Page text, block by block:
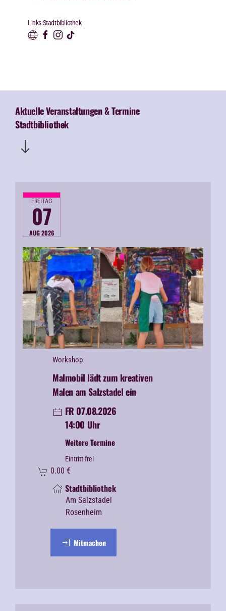
Links Stadtbibliothek
Aktuelle Veranstaltungen & Termine
Stadtbibliothek
FREITAG
07
AUG 2026
Workshop
Malmobil lädt zum kreativen
Malen am Salzstadel ein
FR 07.08.2026
14:00 Uhr
Weitere Termine
Eintritt frei
0.00 €
Stadtbibliothek
Am Salzstadel
Rosenheim
Mitmachen